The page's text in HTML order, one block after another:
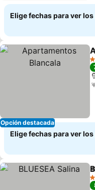
Elige fechas para ver
Opción destacada
2
Elige fechas para ver
4